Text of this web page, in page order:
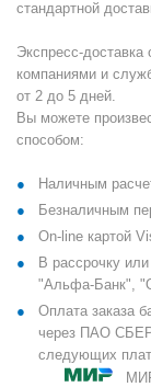
стандартной
Экспресс-
компаниями и
от 2 до 5 дней.
Вы можете
способом:
Наличным
Безналичным
On-line картой
В рассрочку
"Альфа-Банк",
Оплата заказа
через ПАО
следующих